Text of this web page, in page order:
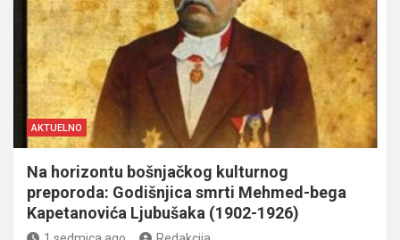
AKTUELNO
Na horizontu bošnjačkog kulturnog
preporoda: Godišnjica smrti Mehmed-bega
Kapetanovića Ljubušaka (1902-1926)